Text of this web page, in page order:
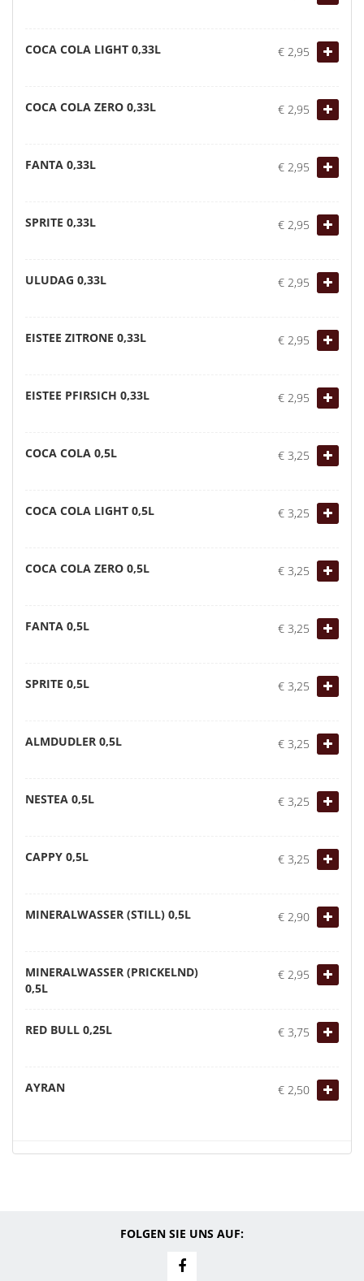
COCA COLA LIGHT 0,33L € 2,95
COCA COLA ZERO 0,33L € 2,95
FANTA 0,33L € 2,95
SPRITE 0,33L € 2,95
ULUDAG 0,33L € 2,95
EISTEE ZITRONE 0,33L € 2,95
EISTEE PFIRSICH 0,33L € 2,95
COCA COLA 0,5L € 3,25
COCA COLA LIGHT 0,5L € 3,25
COCA COLA ZERO 0,5L € 3,25
FANTA 0,5L € 3,25
SPRITE 0,5L € 3,25
ALMDUDLER 0,5L € 3,25
NESTEA 0,5L € 3,25
CAPPY 0,5L € 3,25
MINERALWASSER (STILL) 0,5L € 2,90
MINERALWASSER (PRICKELND)
0,5L
€ 2,95
RED BULL 0,25L € 3,75
AYRAN € 2,50
FOLGEN SIE UNS AUF: